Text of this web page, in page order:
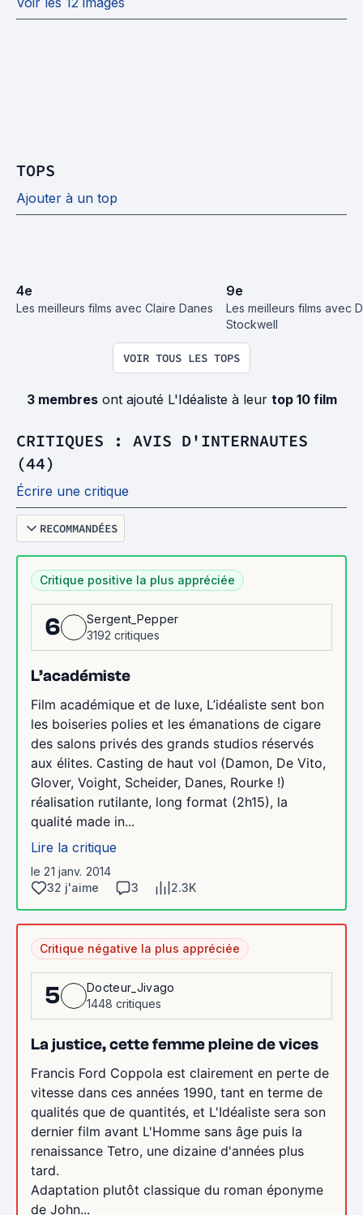
TOPS
Ajouter à un top
4e
Les meilleurs films avec Claire Danes
9e
Les meilleurs films avec
Stockwell
VOIR TOUS LES TOPS
3 membresont ajouté L'Idéaliste à leur top 10 film
CRITIQUES : AVIS D'INTERNAUTES
(44)
Écrire une critique
RECOMMANDÉES
Critique positive la plus appréciée
6
Sergent_Pepper
3192 critiques
L’académiste
Film académique et de luxe, L’idéaliste sent bon
les boiseries polies et les émanations de cigare
des salons privés des grands studios réservés
aux élites. Casting de haut vol (Damon, De Vito,
Glover, Voight, Scheider, Danes, Rourke !)
réalisation rutilante, long format (2h15), la
qualité made in...
Lire la critique
le 21 janv. 2014
32 j'aime
3 2.3K
Critique négative la plus appréciée
5
Docteur_Jivago
1448 critiques
La justice, cette femme pleine de vices
Francis Ford Coppola est clairement en perte de
vitesse dans ces années 1990, tant en terme de
qualités que de quantités, et L'Idéaliste sera son
dernier film avant L'Homme sans âge puis la
renaissance Tetro, une dizaine d'années plus
tard.
Adaptation plutôt classique du roman éponyme
de John...